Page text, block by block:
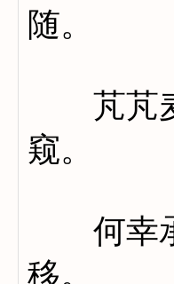
随。
芃芃麦
窥。
何幸承
移。